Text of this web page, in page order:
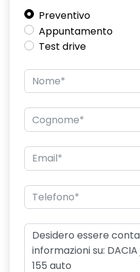
Commutatore airbag
Commutazione automatica
Design cerchi in lega diamantati
Driver Display digitale
Eco Mode, Start and Stop e
velocità
Emergency call soggetto alla
compatibile 2G/3G o 4G/5G in
Ganci Isofix sui posti laterali sul
Preventivo
Appuntamento
Test drive